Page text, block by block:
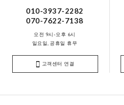
010-3937-2282
070-7622-7138
오전 9시-오후 6시
일요일, 공휴일 휴무
고객센터 연결